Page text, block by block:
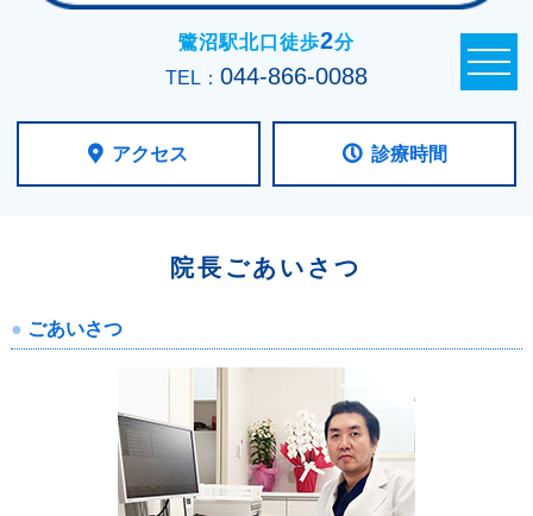
鷺沼駅北口徒歩2分
TEL： 044-866-0088
アクセス 診療時間
院長ごあいさつ
ごあいさつ